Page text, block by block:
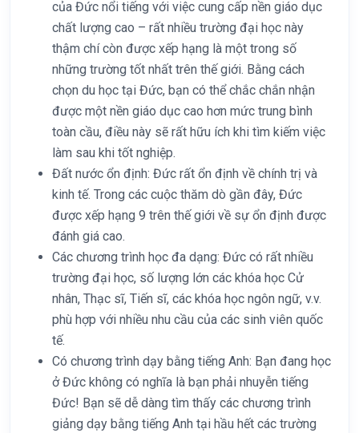
của Đức nổi tiếng với việc cung cấp nền giáo dục
chất lượng cao – rất nhiều trường đại học này
thậm chí còn được xếp hạng là một trong số
những trường tốt nhất trên thế giới. Bằng cách
chọn du học tại Đức, bạn có thể chắc chắn nhận
được một nền giáo dục cao hơn mức trung bình
toàn cầu, điều này sẽ rất hữu ích khi tìm kiếm việc
làm sau khi tốt nghiệp.
Đất nước ổn định: Đức rất ổn định về chính trị và
kinh tế. Trong các cuộc thăm dò gần đây, Đức
được xếp hạng 9 trên thế giới về sự ổn định được
đánh giá cao.
Các chương trình học đa dạng: Đức có rất nhiều
trường đại học, số lượng lớn các khóa học Cử
nhân, Thạc sĩ, Tiến sĩ, các khóa học ngôn ngữ, v.v.
phù hợp với nhiều nhu cầu của các sinh viên quốc
tế.
Có chương trình dạy bằng tiếng Anh: Bạn đang học
ở Đức không có nghĩa là bạn phải nhuyễn tiếng
Đức! Bạn sẽ dễ dàng tìm thấy các chương trình
giảng dạy bằng tiếng Anh tại hầu hết các trường